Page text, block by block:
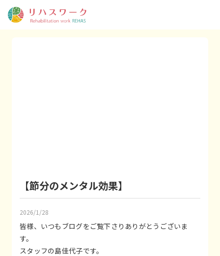
【節分のメンタル効果】
2026/1/28
皆様、いつもブログをご覧下さりありがとうございま
す。
スタッフの島佳代子です。